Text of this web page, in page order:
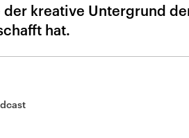
der kreative Untergrund
hat.